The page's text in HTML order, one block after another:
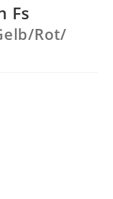
Fs
Rot/